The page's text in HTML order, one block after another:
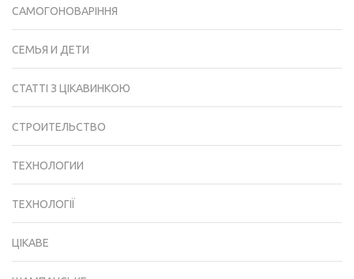
САМОГОНОВАРІННЯ
СЕМЬЯ И ДЕТИ
СТАТТІ З ЦІКАВИНКОЮ
СТРОИТЕЛЬСТВО
ТЕХНОЛОГИИ
ТЕХНОЛОГІЇ
ЦІКАВЕ